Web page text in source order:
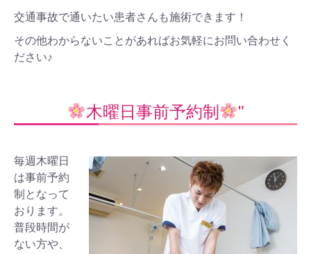
交通事故で通いたい患者さんも施術できます！
その他わからないことがあればお気軽にお問い合わせく
ださい♪
木曜日事前予約制 "
毎週木曜日
は事前予約
制となって
おります。
普段時間が
ない方や、